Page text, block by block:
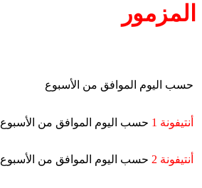
المزمور
حسب اليوم الموافق من الأسبوع
أنتيفونة 1 حسب اليوم الموافق من الأسبوع
أنتيفونة 2 حسب اليوم الموافق من الأسبوع